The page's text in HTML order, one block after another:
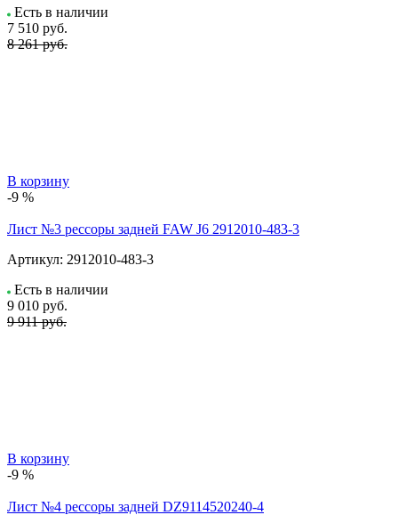
Есть в наличии
7 510 руб.
8 261 руб.
В корзину
-9 %
Лист №3 рессоры задней FAW J6 2912010-483-3
Артикул: 2912010-483-3
Есть в наличии
9 010 руб.
9 911 руб.
В корзину
-9 %
Лист №4 рессоры задней DZ9114520240-4